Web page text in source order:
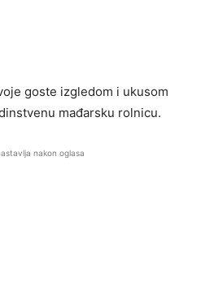
goste izgledom i ukusom
mađarsku rolnicu.
nakon oglasa